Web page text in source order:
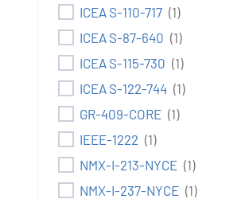
ICEA S-110-717 (1)
ICEA S-87-640 (1)
ICEA S-115-730 (1)
ICEA S-122-744 (1)
GR-409-CORE (1)
IEEE-1222 (1)
NMX-I-213-NYCE (1)
NMX-I-237-NYCE (1)